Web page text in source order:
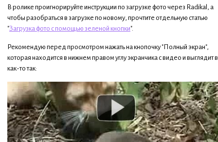
В ролике проигнорируйте инструкции по загрузке фото через Radikal, а
чтобы разобраться в загрузке по новому, прочтите отдельную статью
"Загрузка фото с помощью зеленой кнопки".
Рекомендую перед просмотром нажать на кнопочку "Полный экран",
которая находится в нижнем правом углу экранчика с видео и выглядит
как-то так: